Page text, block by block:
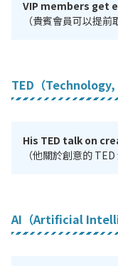
VIP members get
（貴賓會員可以提前
TED（
His TED talk on
（他關於創意的
AI（Artificial